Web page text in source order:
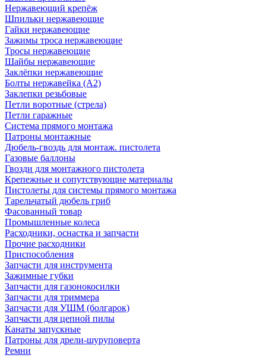
Нержавеющий крепёж
Шпильки нержавеющие
Гайки нержавеющие
Зажимы троса нержавеющие
Тросы нержавеющие
Шайбы нержавеющие
Заклёпки нержавеющие
Болты нержавейка (А2)
Заклепки резьбовые
Петли воротные (стрела)
Петли гаражные
Система прямого монтажа
Патроны монтажные
Дюбель-гвоздь для монтаж. пистолета
Газовые баллоны
Гвозди для монтажного пистолета
Крепежные и сопутствующие материалы
Пистолеты для системы прямого монтажа
Тарельчатый дюбель гриб
Фасованный товар
Промышленные колеса
Расходники, оснастка и запчасти
Прочие расходники
Приспособления
Запчасти для инструмента
Зажимные губки
Запчасти для газонокосилки
Запчасти для триммера
Запчасти для УШМ (болгарок)
Запчасти для цепной пилы
Канаты запускные
Патроны для дрели-шуруповерта
Ремни